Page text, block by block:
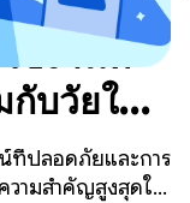
ช้งานที่
กับวัยใน
ที่ปลอดภัยและการ
วามสำคัญสูงสุดใน